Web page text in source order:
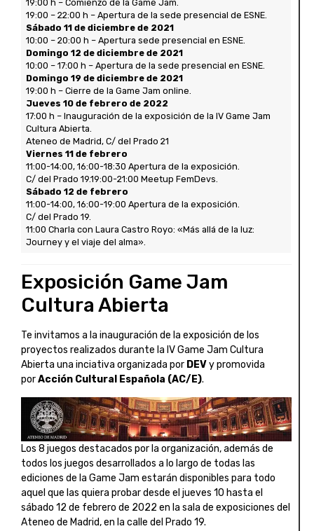
19:00 h – Comienzo de la Game Jam.
19:00 – 22:00 h – Apertura de la sede presencial de ESNE.
Sábado 11 de diciembre de 2021
10:00 – 20:00 h – Apertura sede presencial en ESNE.
Domingo 12 de diciembre de 2021
10:00 – 17:00 h – Apertura de la sede presencial en ESNE.
Domingo 19 de diciembre de 2021
19:00 h – Cierre de la Game Jam online.
Jueves 10 de febrero de 2022
17:00 h – Inauguración de la exposición de la IV Game Jam
Cultura Abierta.
Ateneo de Madrid, C/ del Prado 21
Viernes 11 de febrero
11:00-14:00, 16:00-18:30 Apertura de la exposición.
C/ del Prado 19.19:00-21:00 Meetup FemDevs.
Sábado 12 de febrero
11:00-14:00, 16:00-19:00 Apertura de la exposición.
C/ del Prado 19.
11:00 Charla con Laura Castro Royo: «Más allá de la luz:
Journey y el viaje del alma».
Exposición Game Jam
Cultura Abierta
Te invitamos a la inauguración de la exposición de los
proyectos realizados durante la IV Game Jam Cultura
Abierta una inciativa organizada por DEVy promovida
porAcción Cultural Española (AC/E).
Los 8 juegos destacados por la organización, además de
todos los juegos desarrollados a lo largo de todas las
ediciones de la Game Jam estarán disponibles para todo
aquel que las quiera probar desde el jueves 10 hasta el
sábado 12 de febrero de 2022 en la sala de exposiciones del
Ateneo de Madrid, en la calle del Prado 19.